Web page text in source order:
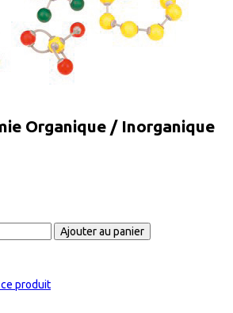
Organique / Inorganique
produit